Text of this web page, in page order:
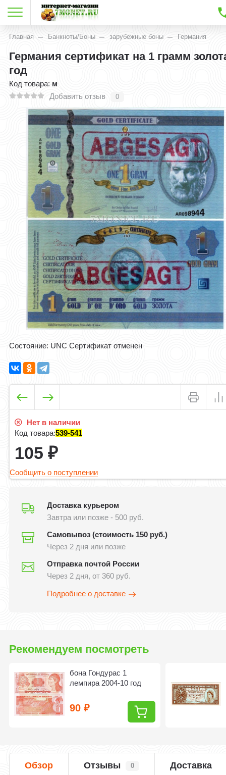
Главная Банкноты/Боны зарубежные боны Германия
Германия сертификат на 1 грамм
год
Код товара: м
Добавить отзыв
0
Состояние: UNC Сертификат отменен​​
Нет в наличии
Код товара:539-541
105₽
Сообщить о поступлении
Доставка курьером
Завтра или позже - 500 руб.
Самовывоз (стоимость 150 руб.)
Через 2 дня или позже
Отправка почтой России
Через 2 дня, от 360 руб.
Подробнее о доставке
Рекомендуем посмотреть
бона Гондурас 1
лемпира 2004-10 год
90₽
Обзор Отзывы 0 Доставка